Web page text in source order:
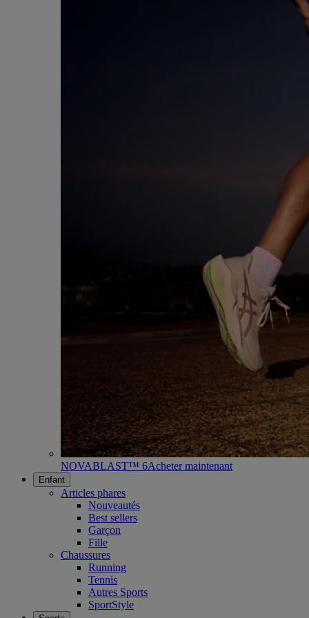
NOVABLAST™ 6Acheter maintenant
Enfant
Articles phares
Nouveautés
Best sellers
Garçon
Fille
Chaussures
Running
Tennis
Autres Sports
SportStyle